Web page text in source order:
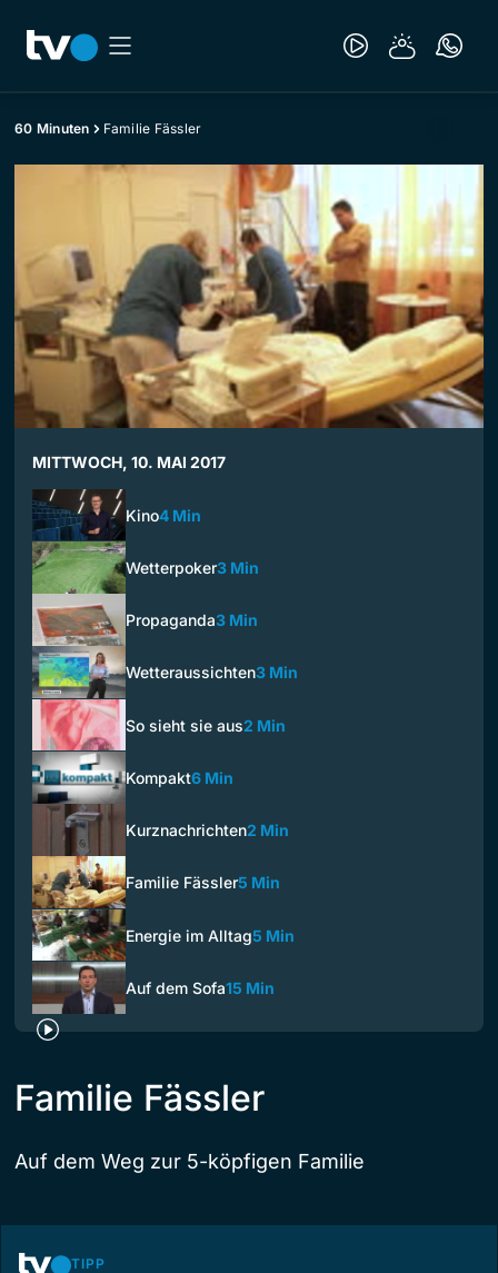
60 Minuten Familie Fässler
MITTWOCH, 10. MAI 2017
Kino4 Min
Wetterpoker3 Min
Propaganda3 Min
Wetteraussichten3 Min
So sieht sie aus2 Min
Kompakt6 Min
Kurznachrichten2 Min
Familie Fässler5 Min
Energie im Alltag5 Min
Auf dem Sofa15 Min
Familie Fässler
Auf dem Weg zur 5-köpfigen Familie
TIPP